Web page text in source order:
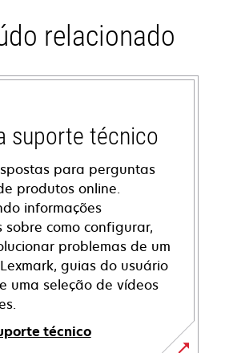
relacionado
suporte técnico
para perguntas
produtos online.
informações
como configurar,
problemas de um
guias do usuário
uma seleção de vídeos
técnico